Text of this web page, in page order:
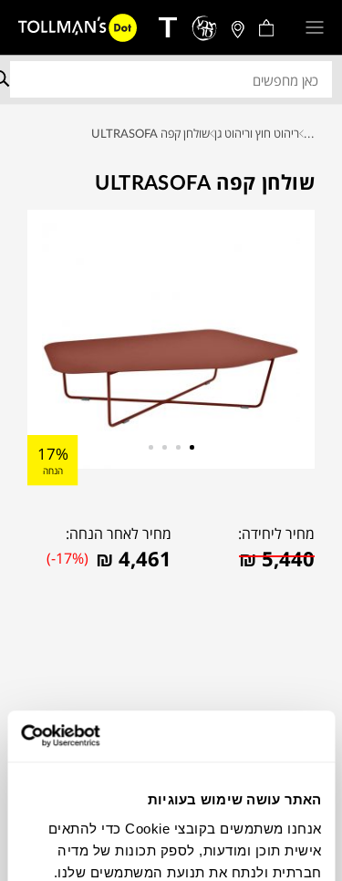
האתר עושה שימוש בעוגיות
אנחנו משתמשים בקובצי Cookie כדי להתאים
אישית תוכן ומודעות, לספק תכונות של מדיה
חברתית ולנתח את תנועת המשתמשים שלנו.
... ריהוט חוץ וריהוט גן שולחן קפה ULTRASOFA
שולחן קפה ULTRASOFA
17%
הנחה
מחיר ליחידה:
₪5,440
מחיר לאחר הנחה:
₪ 4,461
(-17%)
להדמיית AI Design
צבעים